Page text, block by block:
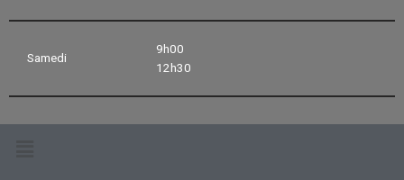
Samedi
9h00
12h30